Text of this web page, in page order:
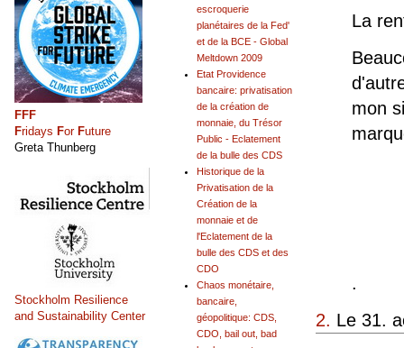
La
mon
.
2. Le 31.
escroquerie
planétaires de la Fed'
et de la BCE - Global
Meltdown 2009
Etat Providence
bancaire: privatisation
de la création de
monnaie, du Trésor
Public - Eclatement
de la bulle des CDS
Historique de la
Privatisation de la
Création de la
monnaie et de
l'Eclatement de la
bulle des CDS et des
CDO
Chaos monétaire,
bancaire,
géopolitique: CDS,
CDO, bail out, bad
FFF
Fridays For Future
Greta Thunberg
Stockholm Resilience
and Sustainability Center